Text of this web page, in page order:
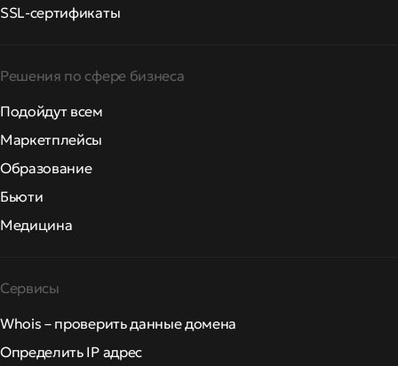
SSL-сертификаты
Решения по сфере бизнеса
Подойдут всем
Маркетплейсы
Образование
Бьюти
Медицина
Сервисы
Whois – проверить данные домена
Определить IP адрес